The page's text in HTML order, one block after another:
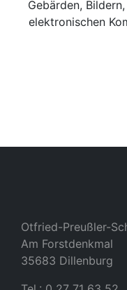
Gebärden,
elektronischen
Otfried-Preußler-
Am Forstdenkmal
35683 Dillenburg